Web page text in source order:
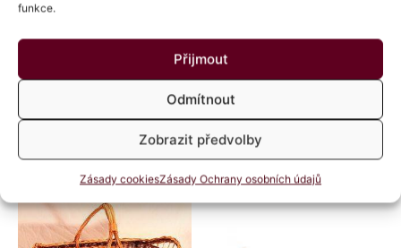
funkce.
Přijmout
Odmítnout
Zobrazit předvolby
Zásady cookiesZásady Ochrany osobních údajů
Miska kulatá
0
143
Ošatky
Tác se sklápějícími rukojeťmi
0
5 Výběr možností